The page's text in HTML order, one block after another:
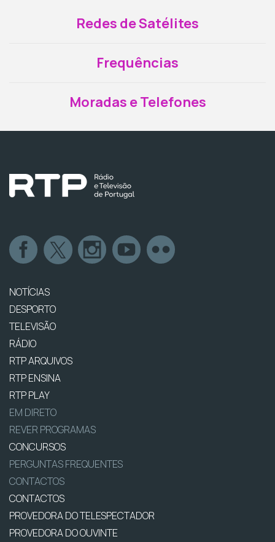
Redes de Satélites
Frequências
Moradas e Telefones
NOTÍCIAS
DESPORTO
TELEVISÃO
RÁDIO
RTP ARQUIVOS
RTP ENSINA
RTP PLAY
EM DIRETO
REVER PROGRAMAS
CONCURSOS
PERGUNTAS FREQUENTES
CONTACTOS
CONTACTOS
PROVEDORA DO TELESPECTADOR
PROVEDORA DO OUVINTE